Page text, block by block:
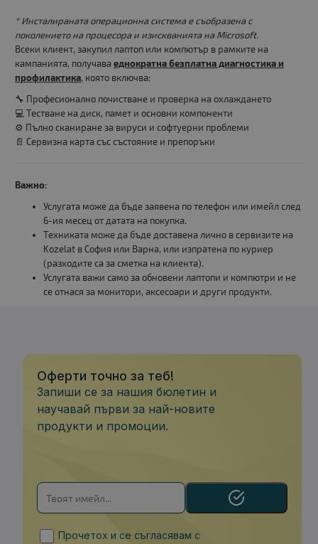
* Инсталираната операционна система е съобразена с
поколението на процесора и изискванията на Microsoft.
Всеки клиент, закупил лаптоп или компютър в рамките на
кампанията, получава еднократна безплатна диагностика и
профилактика, която включва:
🔧 Професионално почистване и проверка на охлаждането
💻 Тестване на диск, памет и основни компоненти
⚙️ Пълно сканиране за вируси и софтуерни проблеми
📄 Сервизна карта със състояние и препоръки
Важно:
Услугата може да бъде заявена по телефон или имейл след
6-ия месец от датата на покупка.
Техниката може да бъде доставена лично в сервизите на
Kozelat в София или Варна, или изпратена по куриер
(разходите са за сметка на клиента).
Услугата важи само за обновени лаптопи и компютри и не
се отнася за монитори, аксесоари и други продукти.
Оферти точно за теб!
Запиши се за нашия бюлетин и
научавай първи за най-новите
продукти и промоции.
Прочетох и се съгласявам с